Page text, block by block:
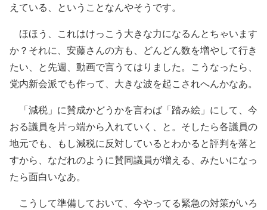
えている、ということなんやそうです。
ほほう、これはけっこう大きな力になるんとちゃいます
か？それに、安藤さんの方も、どんどん数を増やして行き
たい、と先週、動画で言うてはりました。こうなったら、
党内新会派でも作って、大きな波を起こされへんかなあ。
「減税」に賛成かどうかを言わば「踏み絵」にして、今
おる議員を片っ端から入れていく、と。そしたら各議員の
地元でも、もし減税に反対しているとわかると評判を落と
すから、なだれのように賛同議員が増える、みたいになっ
たら面白いなあ。
こうして準備しておいて、今やってる緊急の対策がいろ